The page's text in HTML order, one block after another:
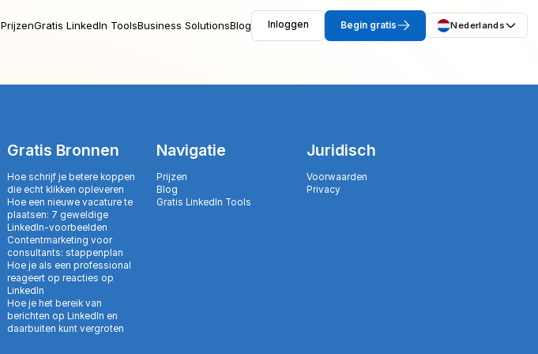
PrijzenGratis LinkedIn ToolsBusiness SolutionsBlog Inloggen Begin gratis Nederlands
Gratis Bronnen
Hoe schrijf je betere koppen
die echt klikken opleveren
Hoe een nieuwe vacature te
plaatsen: 7 geweldige
LinkedIn-voorbeelden
Contentmarketing voor
consultants: stappenplan
Hoe je als een professional
reageert op reacties op
LinkedIn
Hoe je het bereik van
berichten op LinkedIn en
daarbuiten kunt vergroten
Navigatie
Prijzen
Blog
Gratis LinkedIn Tools
Juridisch
Voorwaarden
Privacy